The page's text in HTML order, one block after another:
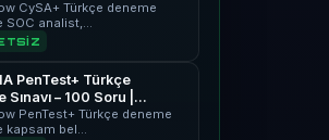
CySA+ Türkçe deneme
SOC analist,…
PenTest+ Türkçe
Sınavı – 100 Soru |
PenTest+ Türkçe deneme
kapsam bel…